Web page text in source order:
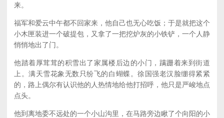
来。
福军和爱云中午都不回家来，他自己也无心吃饭；于是就把这个
小木匣装进一个破提包，又拿了一把挖炉灰的小铁铲，一个人静
悄悄地出了门。
他踏着厚茸茸的积雪出了家属楼后边的小门，蹒跚着来到街道
上。满天雪花象无数只纷飞的白蝴蝶。徐国强老汉脸绷得紧紧
的，路上偶尔有认识他的人热情地给他打招呼，他只是严峻地点
点头。
他到离地委不远处的一个小山沟里，在马路旁边瞅了个向阳的小